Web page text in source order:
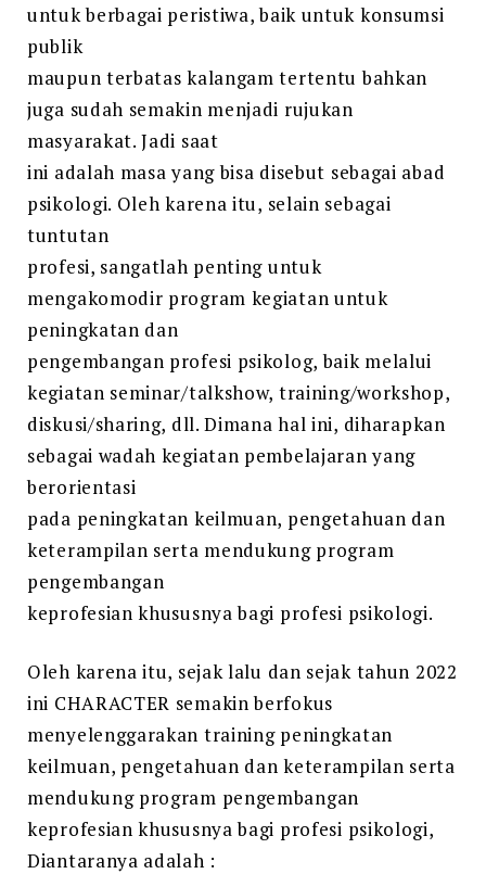
untuk berbagai peristiwa, baik untuk konsumsi
publik
maupun terbatas kalangam tertentu bahkan
juga sudah semakin menjadi rujukan
masyarakat. Jadi saat
ini adalah masa yang bisa disebut sebagai abad
psikologi. Oleh karena itu, selain sebagai
tuntutan
profesi, sangatlah penting untuk
mengakomodir program kegiatan untuk
peningkatan dan
pengembangan profesi psikolog, baik melalui
kegiatan seminar/talkshow, training/workshop,
diskusi/sharing, dll. Dimana hal ini, diharapkan
sebagai wadah kegiatan pembelajaran yang
berorientasi
pada peningkatan keilmuan, pengetahuan dan
keterampilan serta mendukung program
pengembangan
keprofesian khususnya bagi profesi psikologi.
Oleh karena itu, sejak lalu dan sejak tahun 2022
ini CHARACTER semakin berfokus
menyelenggarakan training peningkatan
keilmuan, pengetahuan dan keterampilan serta
mendukung program pengembangan
keprofesian khususnya bagi profesi psikologi,
Diantaranya adalah :